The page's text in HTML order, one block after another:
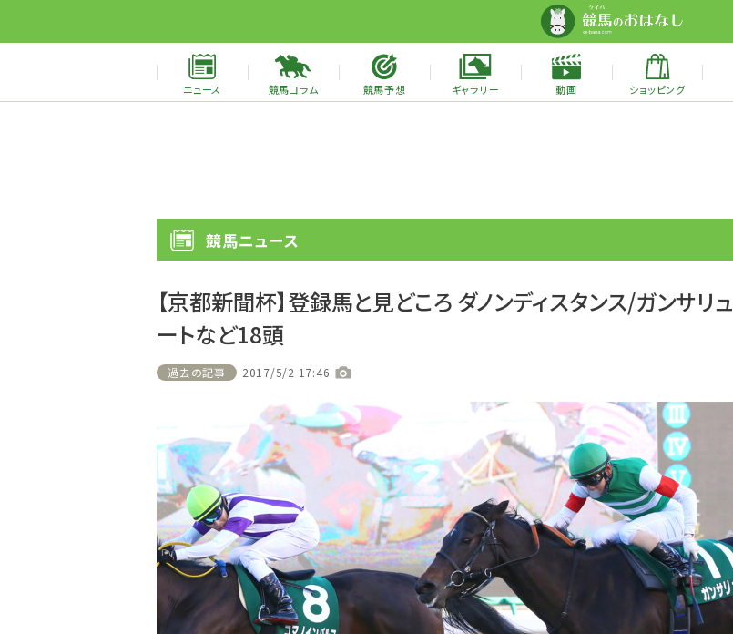
ニュース 競馬コラム 競馬予想 ギャラリー 動画 ショッピング
競馬ニュース
【京都新聞杯】登録馬と見どころ ダノンディスタンス/ガンサリュ
ートなど18頭
過去の記事 2017/5/2 17:46